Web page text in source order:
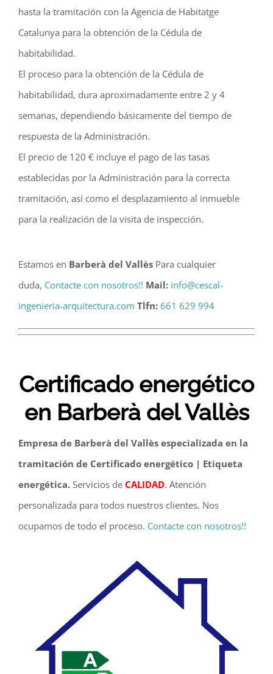
hasta la tramitación con la Agencia de Habitatge
Catalunya para la obtención de la Cédula de
habitabilidad.
El proceso para la obtención de la Cédula de
habitabilidad, dura aproximadamente entre 2 y 4
semanas, dependiendo básicamente del tiempo de
respuesta de la Administración.
El precio de 120 € incluye el pago de las tasas
establecidas por la Administración para la correcta
tramitación, así como el desplazamiento al inmueble
para la realización de la visita de inspección.
Estamos en Barberà del Vallès Para cualquier
duda, Contacte con nosotros!! Mail: info@cescal-
ingenieria-arquitectura.com Tlfn: 661 629 994
Certificado energético
en Barberà del Vallès
Empresa de Barberà del Vallès especializada en la
tramitación de Certificado energético | Etiqueta
energética. Servicios de CALIDAD. Atención
personalizada para todos nuestros clientes. Nos
ocupamos de todo el proceso. Contacte con nosotros!!